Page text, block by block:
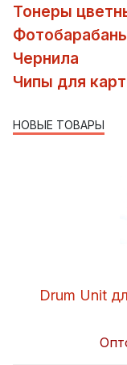
Тонеры
Чернила
Чипы для
НОВЫЕ ТОВАРЫ
Drum Unit